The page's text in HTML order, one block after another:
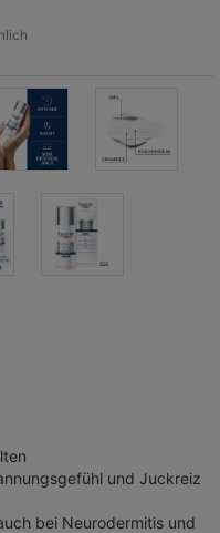
und Juckreiz
bei Neurodermitis und